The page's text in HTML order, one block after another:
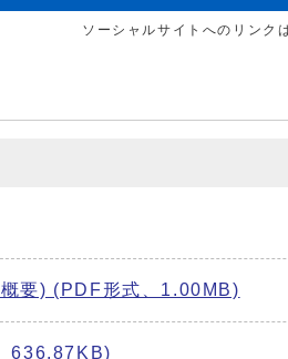
ソーシャルサイトへのリンク
要) (PDF形式、1.00MB)
636.87KB)